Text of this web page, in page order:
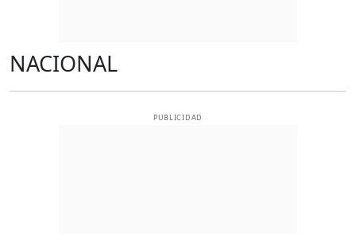
NACIONAL
PUBLICIDAD